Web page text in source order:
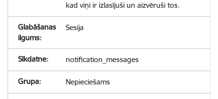
kad viņi ir izlasījuši un aizvēruši tos.
Sesija
notification_messages
Nepieciešams